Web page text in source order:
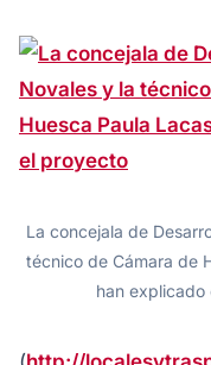
La concejala de
técnico de Cámara de
han